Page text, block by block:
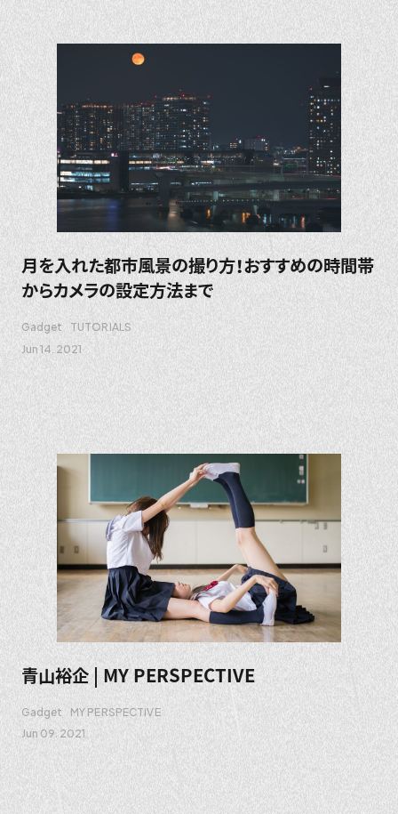
月を入れた都市風景の撮り方！おすすめの時間帯
からカメラの設定方法まで
Gadget
TUTORIALS
Jun 14. 2021
青山裕企 | MY PERSPECTIVE
Gadget
MY PERSPECTIVE
Jun 09. 2021